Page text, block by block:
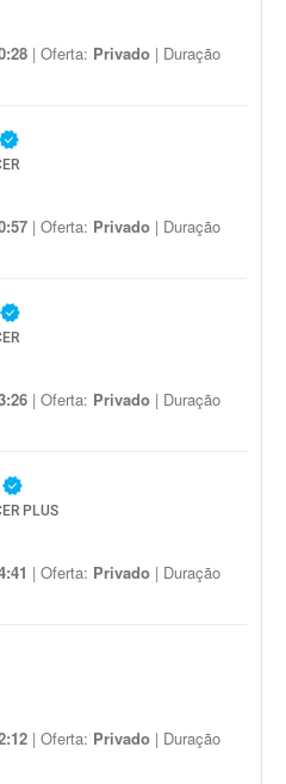
| Oferta: Privado | Duração
| Oferta: Privado | Duração
| Oferta: Privado | Duração
PLUS
| Oferta: Privado | Duração
| Oferta: Privado | Duração